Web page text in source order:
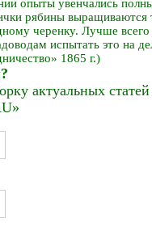
опыты увенчались
рябины выращиваются
черенку. Лучше всего
испытать это на
1865 г.)
актуальных статей